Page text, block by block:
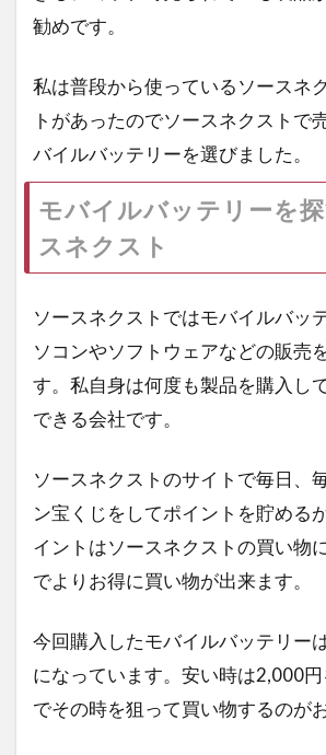
勧めです。
私は普段から使っているソースネ
トがあったのでソースネクストで
バイルバッテリーを選びました。
モバイルバッテリーを
スネクスト
ソースネクストではモバイルバッ
ソコンやソフトウェアなどの販売
す。私自身は何度も製品を購入し
できる会社です。
ソースネクストのサイトで毎日、
ン宝くじをしてポイントを貯める
イントはソースネクストの買い物
でよりお得に買い物が出来ます。
今回購入したモバイルバッテリー
になっています。安い時は2,000
でその時を狙って買い物するのが